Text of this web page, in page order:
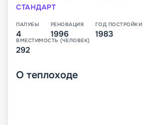
СТАНДАРТ
ПАЛУБЫ
4
РЕНОВАЦИЯ
1996
ГОД ПОСТРОЙКИ
1983
ВМЕСТИМОСТЬ (ЧЕЛОВЕК)
292
О теплоходе